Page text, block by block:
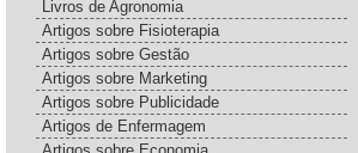
Livros de Agronomia
Artigos sobre Fisioterapia
Artigos sobre Gestão
Artigos sobre Marketing
Artigos sobre Publicidade
Artigos de Enfermagem